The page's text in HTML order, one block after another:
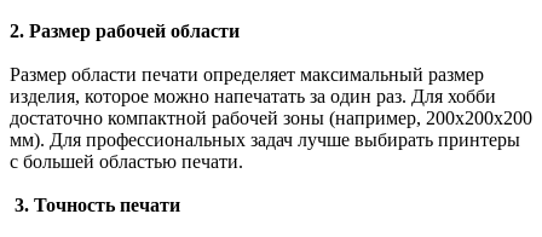
2. Размер рабочей области
Размер области печати определяет максимальный размер
изделия, которое можно напечатать за один раз. Для хобби
достаточно компактной рабочей зоны (например, 200x200x200
мм). Для профессиональных задач лучше выбирать принтеры
с большей областью печати.
3. Точность печати